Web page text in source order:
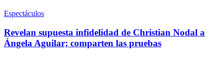
Espectáculos
Revelan supuesta infidelidad de Christian Nodal a
Ángela Aguilar; comparten las pruebas